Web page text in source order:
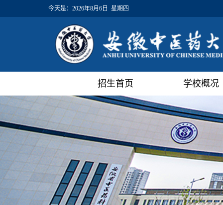
今天是： 2026年8月6日 星期四
招生首页 学校概况